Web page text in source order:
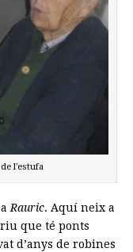
l'estufa
aRauric. Aquí neix a
que té ponts
d’anys de robines